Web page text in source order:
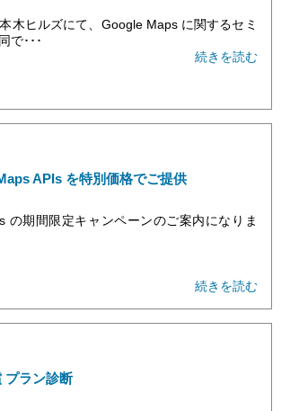
ヒルズにて、Google Maps に関するセミ
で･･･
続きを読む
APIs を特別価格でご提供
の期間限定キャンペーンのご案内になりま
続きを読む
プラン診断